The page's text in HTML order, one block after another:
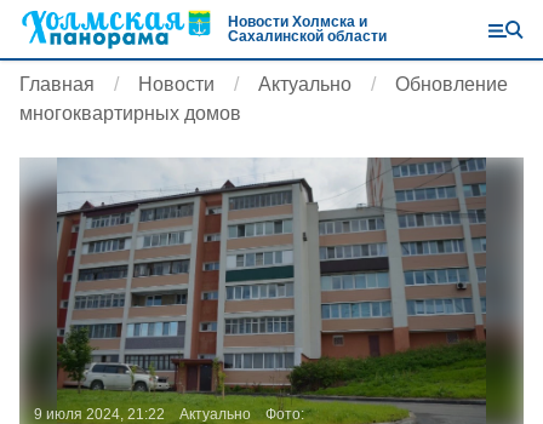
Новости Холмска и
Сахалинской области
Главная Новости Актуально
Обновление
многоквартирных домов
9 июля 2024, 21:22 Актуально Фото: